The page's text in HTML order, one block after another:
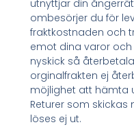
utnyttjar din
ombesörjer du för
fraktkostnaden och
emot dina varor
nyskick så
orginalfrakten ej
möjlighet att hämta
Returer som
löses ej ut.